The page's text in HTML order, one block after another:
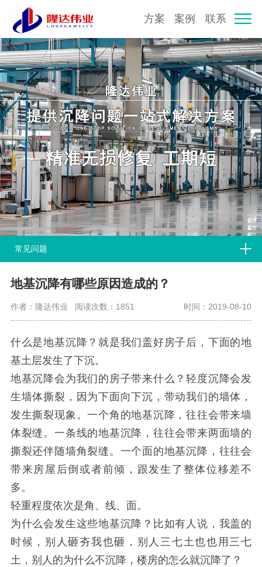
方案 案例 联系
常见问题
地基沉降有哪些原因造成的？
作者：隆达伟业 阅读次数：1851 时间：2019-08-10
什么是地基沉降？就是我们盖好房子后，下面的地
基土层发生了下沉。
地基沉降会为我们的房子带来什么？轻度沉降会发
生墙体撕裂，因为下面向下沉，带动我们的墙体，
发生撕裂现象。一个角的地基沉降，往往会带来墙
体裂缝。一条线的地基沉降，往往会带来两面墙的
撕裂还伴随墙角裂缝。一个面的地基沉降，往往会
带来房屋后倒或者前倾，跟发生了整体位移差不
多。
轻重程度依次是角、线、面。
为什么会发生这些地基沉降？比如有人说，我盖的
时候，别人砸夯我也砸，别人三七土也也用三七
土，别人的为什么不沉降，楼房的怎么就沉降了？